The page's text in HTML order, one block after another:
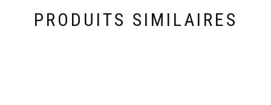
PRODUITS SIMILAIRES